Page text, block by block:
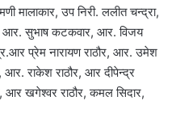
मालाकार, उप निरी. ललीत चन्द्रा,
आर. सुभाष कटकवार, आर. विजय
प्रेम नारायण राठौर, आर. उमेश
राकेश राठौर, आर दीपेन्द्र
खगेश्वर राठौर, कमल सिदार,